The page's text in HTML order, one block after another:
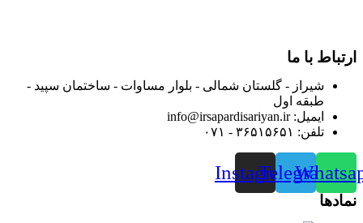
ارتباط با ما
شیراز - گلستان شمالی - بلوار مساوات - ساختمان سپید -
طبقه اول
ایمیل: info@irsapardisariyan.ir
تلفن: ۳۶۵۱۵۶۵۱ - ۰۷۱
Telegram
Instagram
نمادها